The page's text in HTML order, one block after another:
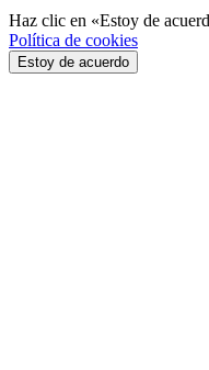
Haz clic en «Estoy de
Política de cookies
Estoy de acuerdo